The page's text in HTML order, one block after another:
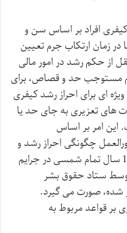
افراد بر اساس سن و
زمان ارتکاب جرم تعیین
از حکم رشد در امور مالی
مستوجب حد و قصاص، برای
ویژه ای برای احراز رشد کیفری
های تعزیری به جای حد یا
امر بر اساس
چگونگی احراز رشد و
کمال عقل افراد بالغ کمتر از 18 سال تمام شمسی در جرایم
ستاد حقوق بشر
شده، صورت می گیرد.
بر قواعد مربوط به